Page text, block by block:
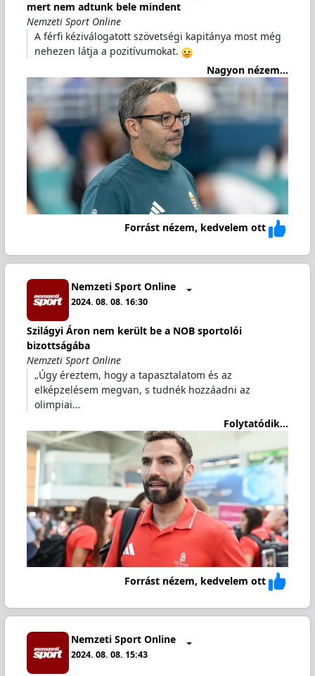
mert nem adtunk bele mindent
Nemzeti Sport Online
A férfi kéziválogatott szövetségi kapitánya most még
nehezen látja a pozitívumokat.
Nagyon nézem...
Forrást nézem, kedvelem ott
Nemzeti Sport Online
2024. 08. 08. 16:30
Szilágyi Áron nem került be a NOB sportolói
bizottságába
Nemzeti Sport Online
„Úgy éreztem, hogy a tapasztalatom és az
elképzelésem megvan, s tudnék hozzáadni az
olimpiai…
Folytatódik...
Forrást nézem, kedvelem ott
Nemzeti Sport Online
2024. 08. 08. 15:43